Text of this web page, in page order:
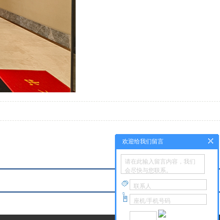
欢迎给我们留言
请在此输入留言内容，我们
会尽快与您联系。
联系人
座机/手机号码